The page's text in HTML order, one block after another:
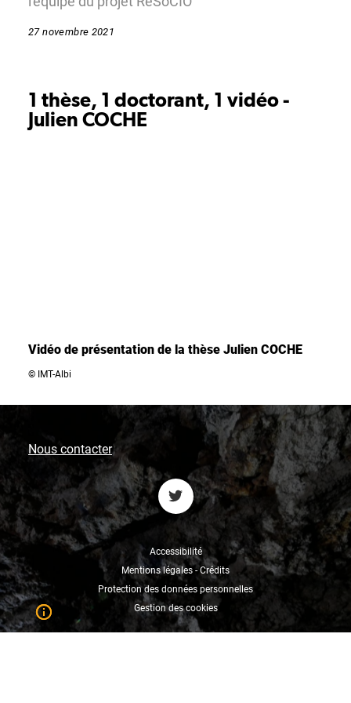
27 novembre 2021
1 thèse, 1 doctorant, 1 vidéo -
Julien COCHE
Vidéo de présentation de la thèse Julien COCHE
© IMT-Albi
Nous contacter
Accessibilité
Mentions légales - Crédits
Protection des données personnelles
Gestion des cookies